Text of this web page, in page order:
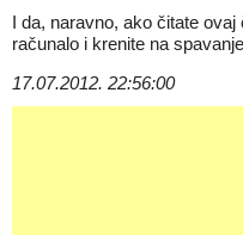
I da, naravno, ako čitate
računalo i krenite na
17.07.2012. 22:56:00